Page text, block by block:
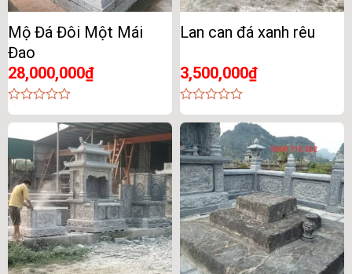
Mộ Đá Đôi Một Mái
Đao
28,000,000₫
0
out
of
Lan can đá xanh rêu
3,500,000₫
0
out
of
5